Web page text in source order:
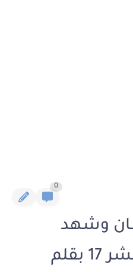
0
وشهد
الفصل السابع عشر 17 بقلم